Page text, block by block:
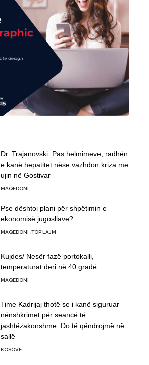
Dr. Trajanovski: Pas helmimeve, radhën
e kanë hepatitet nëse vazhdon kriza me
ujin në Gostivar
MAQEDONI
Pse dështoi plani për shpëtimin e
ekonomisë jugosllave?
MAQEDONI TOP LAJM
Kujdes/ Nesër fazë portokalli,
temperaturat deri në 40 gradë
MAQEDONI
Time Kadrijaj thotë se i kanë siguruar
nënshkrimet për seancë të
jashtëzakonshme: Do të qëndrojmë në
sallë
KOSOVË